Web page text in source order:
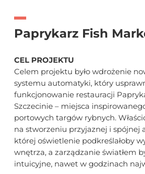
Paprykarz Fish
CEL PROJEKTU
Celem projektu było wdrożenie
systemu automatyki, który
funkcjonowanie restauracji
Szczecinie – miejsca
portowych targów rybnych.
na stworzeniu przyjaznej i spójnej
której oświetlenie podkreślałoby
wnętrza, a zarządzanie światłem
intuicyjne, nawet w godzinach